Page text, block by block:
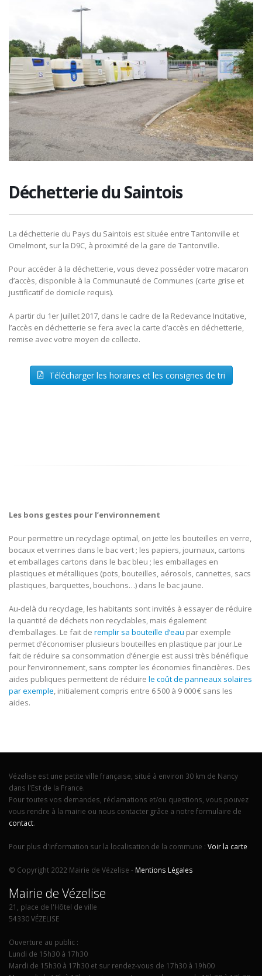
Déchetterie du Saintois
La déchetterie du Pays du Saintois est située entre Tantonville et
Omelmont, sur la D9C, à proximité de la gare de Tantonville.
Pour accéder à la déchetterie, vous devez posséder votre macaron
d’accès, disponible à la Communauté de Communes (carte grise et
justificatif de domicile requis).
A partir du 1er Juillet 2017, dans le cadre de la Redevance Incitative,
l’accès en déchetterie se fera avec la carte d’accès en déchetterie,
remise avec votre moyen de collecte.
Télécharger les horaires et les consignes de tri
Les bons gestes pour l’environnement
Pour permettre un recyclage optimal, on jette les bouteilles en verre,
bocaux et verrines dans le bac vert ; les papiers, journaux, cartons
et emballages cartons dans le bac bleu ; les emballages en
plastiques et métalliques (pots, bouteilles, aérosols, cannettes, sacs
plastiques, barquettes, bouchons…) dans le bac jaune.
Au-delà du recyclage, les habitants sont invités à essayer de réduire
la quantité de déchets non recyclables, mais également
d’emballages. Le fait de remplir sa bouteille d’eau par exemple
permet d’économiser plusieurs bouteilles en plastique par jour.Le
fait de réduire sa consommation d’énergie est aussi très bénéfique
pour l’environnement, sans compter les économies financières. Des
aides publiques permettent de réduire le coût de panneaux solaires
par exemple, initialement compris entre 6 500 à 9 000 € sans les
aides.
Vézelise est une petite ville française, situé à environ 30 km de Nancy
dans l'Est de la France.
Pour toutes vos demandes, réclamations et/ou questions, vous pouvez
vous rendre à la mairie ou nous contacter grâce a notre formulaire de
contact.
Pour plus d'information sur la localisation de la commune : Voir la carte
© Copyright 2022 Mairie de Vézelise - Mentions Légales
Mairie de Vézelise
21, place de l'Hôtel de ville
54330 VÉZELISE
Ouverture au public :
Lundi de 15h30 à 17h30
Mardi de 15h30 à 17h30 et sur rendez-vous de 17h30 à 19h00